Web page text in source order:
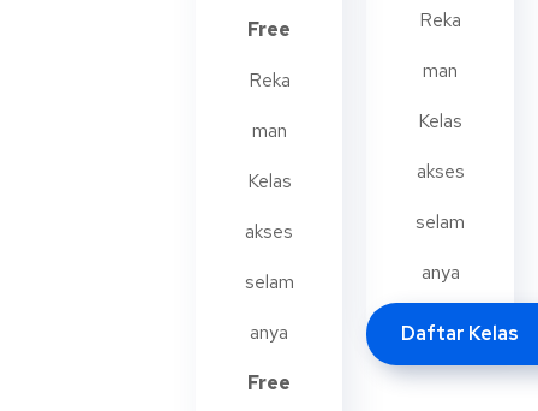
Free
Reka
man
Kelas
akses
selam
anya
Free
Reka
man
Kelas
akses
selam
anya
Daftar Kelas